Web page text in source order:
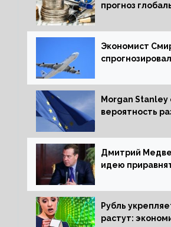
прогноз
следующем
Экономист
спрогнозировал
России
Morgan Stanley
вероятность
Дмитрий
идею
Рубль
растут: